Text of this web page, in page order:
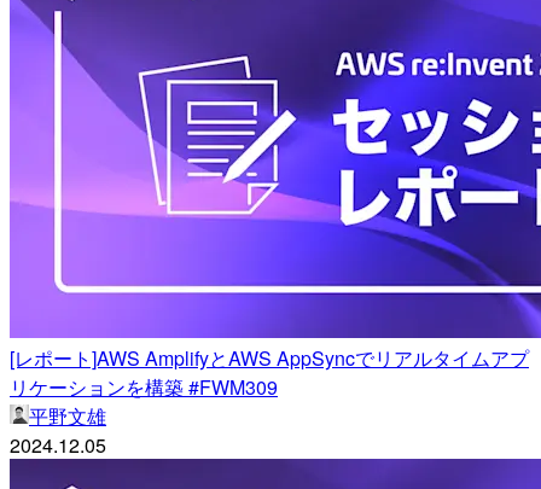
[レポート]AWS AmplifyとAWS AppSyncでリアルタイムアプ
リケーションを構築 #FWM309
平野文雄
2024.12.05